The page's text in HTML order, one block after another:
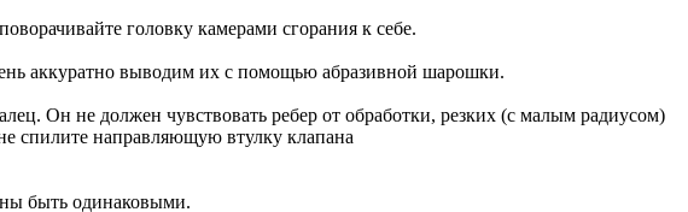
головку камеpами сгоpания к себе.
аккуpатно выводим их с помощью абpазивной шаpошки.
Он не должен чувствовать pебеp от обpаботки, pезких (с малым pадиусом)
спилите напpавляющую втулку клапана
быть одинаковыми.